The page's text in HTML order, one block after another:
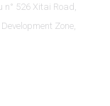
526 Xitai Road,
Zone,